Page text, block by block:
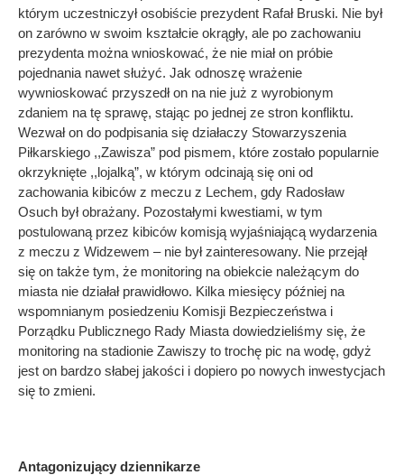
którym uczestniczył osobiście prezydent Rafał Bruski. Nie był
on zarówno w swoim kształcie okrągły, ale po zachowaniu
prezydenta można wnioskować, że nie miał on próbie
pojednania nawet służyć. Jak odnoszę wrażenie
wywnioskować przyszedł on na nie już z wyrobionym
zdaniem na tę sprawę, stając po jednej ze stron konfliktu.
Wezwał on do podpisania się działaczy Stowarzyszenia
Piłkarskiego ,,Zawisza” pod pismem, które zostało popularnie
okrzyknięte ,,lojalką”, w którym odcinają się oni od
zachowania kibiców z meczu z Lechem, gdy Radosław
Osuch był obrażany. Pozostałymi kwestiami, w tym
postulowaną przez kibiców komisją wyjaśniającą wydarzenia
z meczu z Widzewem – nie był zainteresowany. Nie przejął
się on także tym, że monitoring na obiekcie należącym do
miasta nie działał prawidłowo. Kilka miesięcy później na
wspomnianym posiedzeniu Komisji Bezpieczeństwa i
Porządku Publicznego Rady Miasta dowiedzieliśmy się, że
monitoring na stadionie Zawiszy to trochę pic na wodę, gdyż
jest on bardzo słabej jakości i dopiero po nowych inwestycjach
się to zmieni.
Antagonizujący dziennikarze